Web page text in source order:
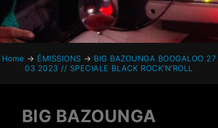
Home → ÉMISSIONS → BIG BAZOUNGA BOOGALOO 27
03 2023 // SPECIALE BLACK ROCK’N’ROLL
BIG BAZOUNGA